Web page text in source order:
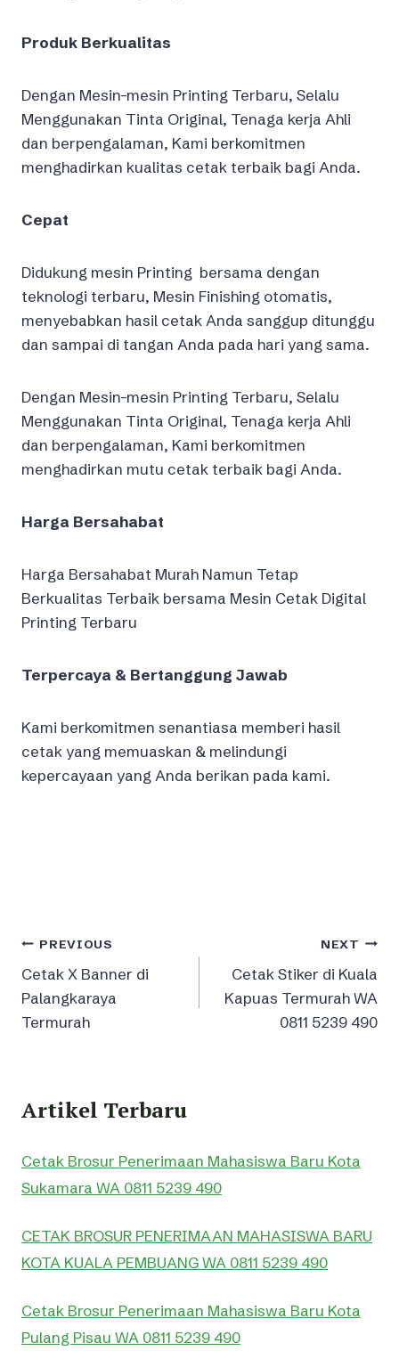
Produk Berkualitas
Dengan Mesin-mesin Printing Terbaru, Selalu
Menggunakan Tinta Original, Tenaga kerja Ahli
dan berpengalaman, Kami berkomitmen
menghadirkan kualitas cetak terbaik bagi Anda.
Cepat
Didukung mesin Printing bersama dengan
teknologi terbaru, Mesin Finishing otomatis,
menyebabkan hasil cetak Anda sanggup ditunggu
dan sampai di tangan Anda pada hari yang sama.
Dengan Mesin-mesin Printing Terbaru, Selalu
Menggunakan Tinta Original, Tenaga kerja Ahli
dan berpengalaman, Kami berkomitmen
menghadirkan mutu cetak terbaik bagi Anda.
Harga Bersahabat
Harga Bersahabat Murah Namun Tetap
Berkualitas Terbaik bersama Mesin Cetak Digital
Printing Terbaru
Terpercaya & Bertanggung Jawab
Kami berkomitmen senantiasa memberi hasil
cetak yang memuaskan & melindungi
kepercayaan yang Anda berikan pada kami.
Post
navigation
PREVIOUS
Cetak X Banner di
Palangkaraya
Termurah
NEXT
Cetak Stiker di Kuala
Kapuas Termurah WA
0811 5239 490
Artikel Terbaru
Cetak Brosur Penerimaan Mahasiswa Baru Kota
Sukamara WA 0811 5239 490
CETAK BROSUR PENERIMAAN MAHASISWA BARU
KOTA KUALA PEMBUANG WA 0811 5239 490
Cetak Brosur Penerimaan Mahasiswa Baru Kota
Pulang Pisau WA 0811 5239 490